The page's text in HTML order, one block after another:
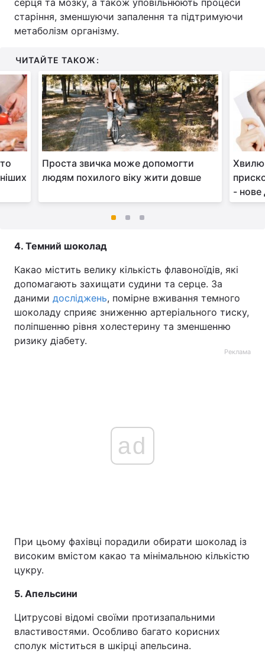
старіння, зменшуючи запалення та підтримуючи
метаболізм організму.
ЧИТАЙТЕ ТАКОЖ:
Проста звичка може допомогти
людям похилого віку жити довше
- нове
4. Темний шоколад
Какао містить велику кількість флавоноїдів, які
допомагають захищати судини та серце. За
даними досліджень, помірне вживання темного
шоколаду сприяє зниженню артеріального тиску,
поліпшенню рівня холестерину та зменшенню
ризику діабету.
Реклама
ad
При цьому фахівці порадили обирати шоколад із
високим вмістом какао та мінімальною кількістю
цукру.
5. Апельсини
Цитрусові відомі своїми протизапальними
властивостями. Особливо багато корисних
сполук міститься в шкірці апельсина.